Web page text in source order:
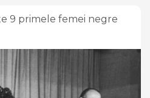
9 primele femei negre